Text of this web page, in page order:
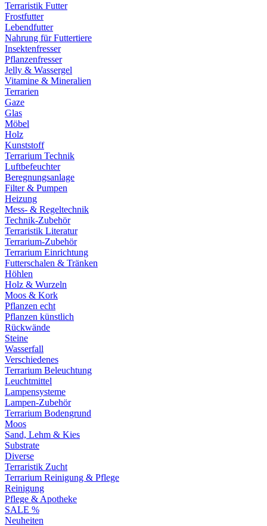
Terraristik Futter
Frostfutter
Lebendfutter
Nahrung für Futtertiere
Insektenfresser
Pflanzenfresser
Jelly & Wassergel
Vitamine & Mineralien
Terrarien
Gaze
Glas
Möbel
Holz
Kunststoff
Terrarium Technik
Luftbefeuchter
Beregnungsanlage
Filter & Pumpen
Heizung
Mess- & Regeltechnik
Technik-Zubehör
Terraristik Literatur
Terrarium-Zubehör
Terrarium Einrichtung
Futterschalen & Tränken
Höhlen
Holz & Wurzeln
Moos & Kork
Pflanzen echt
Pflanzen künstlich
Rückwände
Steine
Wasserfall
Verschiedenes
Terrarium Beleuchtung
Leuchtmittel
Lampensysteme
Lampen-Zubehör
Terrarium Bodengrund
Moos
Sand, Lehm & Kies
Substrate
Diverse
Terraristik Zucht
Terrarium Reinigung & Pflege
Reinigung
Pflege & Apotheke
SALE %
Neuheiten